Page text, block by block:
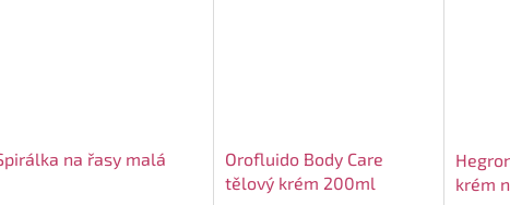
na řasy malá
Orofluido Body Care
tělový krém 200ml
krém